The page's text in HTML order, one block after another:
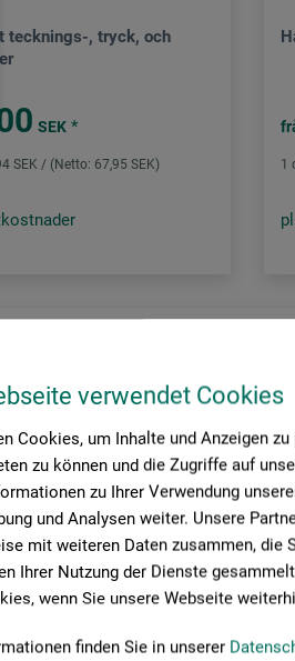
verwendet Cookies
Cookies, um Inhalte und Anzeigen
zu können und die Zugriffe auf
zu Ihrer Verwendung
und Analysen weiter. Unsere
mit weiteren Daten zusammen, die
Ihrer Nutzung der Dienste
wenn Sie unsere Webseite
finden Sie in unserer
tecknings-, tryck, och
SEK *
SEK / (Netto: 67,95 SEK) 1